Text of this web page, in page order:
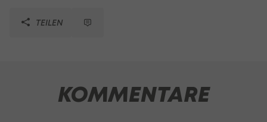
TEILEN
KOMMENTARE